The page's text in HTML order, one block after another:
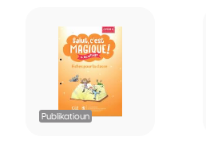
Publikatioun